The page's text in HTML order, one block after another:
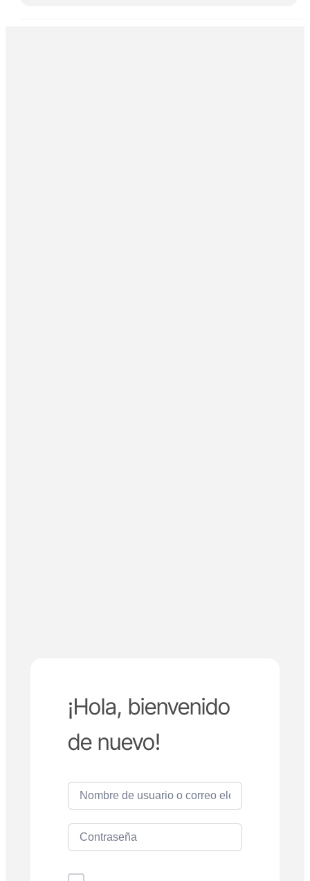
¡Hola, bienvenido
de nuevo!